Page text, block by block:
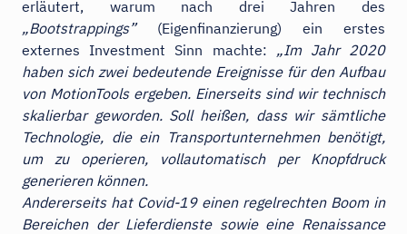
erläutert, warum nach drei Jahren des
„Bootstrappings”(Eigenfinanzierung) ein erstes
externes Investment Sinn machte: „Im Jahr 2020
haben sich zwei bedeutende Ereignisse für den Aufbau
von MotionTools ergeben. Einerseits sind wir technisch
skalierbar geworden. Soll heißen, dass wir sämtliche
Technologie, die ein Transportunternehmen benötigt,
um zu operieren, vollautomatisch per Knopfdruck
generieren können.
Andererseits hat Covid-19 einen regelrechten Boom in
Bereichen der Lieferdienste sowie eine Renaissance